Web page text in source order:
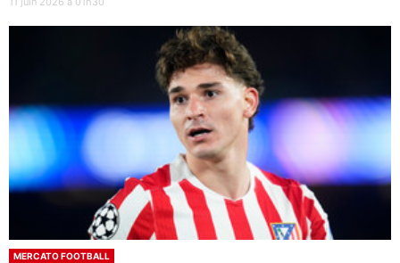
MERCATO FOOTBALL